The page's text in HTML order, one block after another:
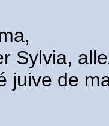
Sylvia,
juive de